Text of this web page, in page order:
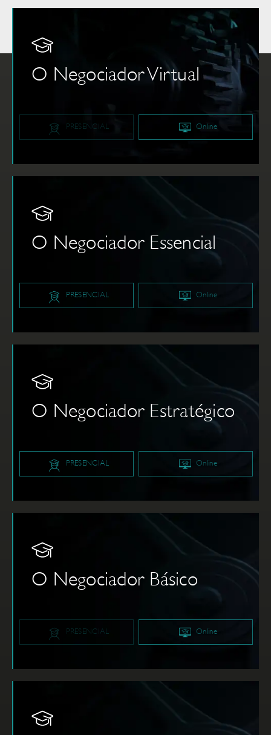
O Negociador Virtual
PRESENCIAL Online
O Negociador Essencial
PRESENCIAL Online
O Negociador Estratégico
PRESENCIAL Online
O Negociador Básico
PRESENCIAL Online